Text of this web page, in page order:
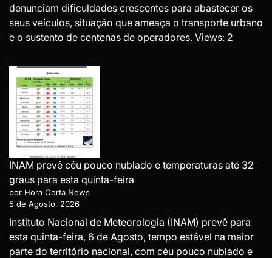
denunciam dificuldades crescentes para abastecer os
seus veículos, situação que ameaça o transporte urbano
e o sustento de centenas de operadores. Views: 2
INAM prevê céu pouco nublado e temperaturas até 32
graus para esta quinta-feira
por Hora Certa News
5 de Agosto, 2026
Instituto Nacional de Meteorologia (INAM) prevê para
esta quinta-feira, 6 de Agosto, tempo estável na maior
parte do território nacional, com céu pouco nublado e